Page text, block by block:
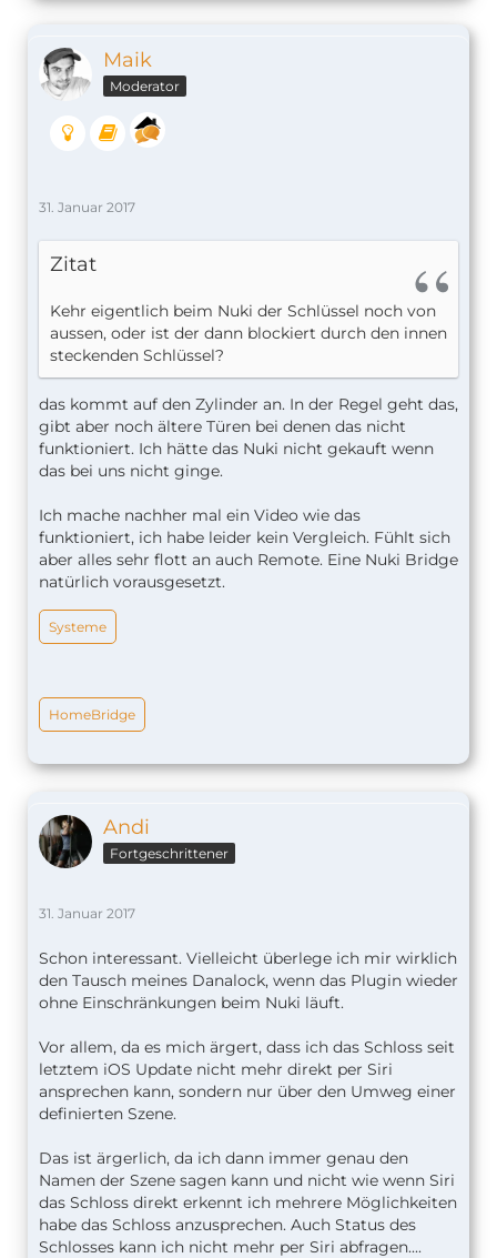
Maik
Moderator
31. Januar 2017
Zitat
Kehr eigentlich beim Nuki der Schlüssel noch von
aussen, oder ist der dann blockiert durch den innen
steckenden Schlüssel?
das kommt auf den Zylinder an. In der Regel geht das,
gibt aber noch ältere Türen bei denen das nicht
funktioniert. Ich hätte das Nuki nicht gekauft wenn
das bei uns nicht ginge.
Ich mache nachher mal ein Video wie das
funktioniert, ich habe leider kein Vergleich. Fühlt sich
aber alles sehr flott an auch Remote. Eine Nuki Bridge
natürlich vorausgesetzt.
Systeme
HomeBridge
Andi
Fortgeschrittener
31. Januar 2017
Schon interessant. Vielleicht überlege ich mir wirklich
den Tausch meines Danalock, wenn das Plugin wieder
ohne Einschränkungen beim Nuki läuft.
Vor allem, da es mich ärgert, dass ich das Schloss seit
letztem iOS Update nicht mehr direkt per Siri
ansprechen kann, sondern nur über den Umweg einer
definierten Szene.
Das ist ärgerlich, da ich dann immer genau den
Namen der Szene sagen kann und nicht wie wenn Siri
das Schloss direkt erkennt ich mehrere Möglichkeiten
habe das Schloss anzusprechen. Auch Status des
Schlosses kann ich nicht mehr per Siri abfragen....